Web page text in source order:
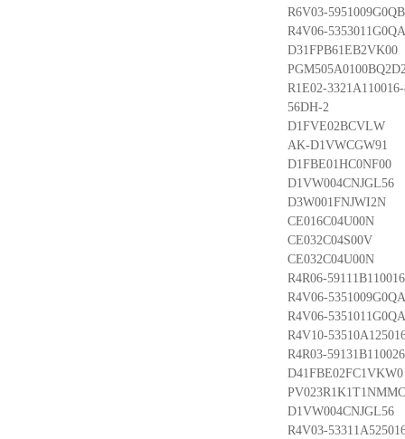
R6V03-
R4V06-
D31FPB61EB2VK00
R1E02-
56DH-2
D1FVE02BCVLW
AK-D1VWCGW91
D1FBE01HC0NF00
D1VW004CNJGL56
D3W001FNJWI2N
CE016C04U00N
CE032C04S00V
CE032C04U00N
R4R06-
R4V06-
R4V06-
R4V10-
R4R03-
D41FBE02FC1VKW0
PV023R1K1T1NMMC
D1VW004CNJGL56
R4V03-